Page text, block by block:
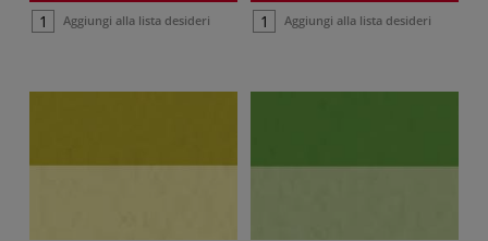
Aggiungi alla lista desideri Aggiungi alla lista desideri